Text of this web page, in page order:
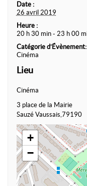
Date :
26 avril 2019
Heure :
20 h 30 min - 23 h 00
Catégorie d’Évènement:
Cinéma
Lieu
Cinéma
3 place de la Mairie
Sauzé Vaussais,79190
+
−